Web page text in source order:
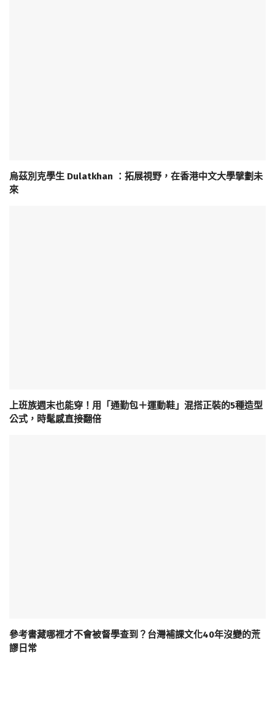
烏茲別克學生 Dulatkhan ：拓展視野，在香港中文大學擘劃未
來
上班族週末也能穿！用「通勤包＋運動鞋」混搭正裝的5種造型
公式，時髦感直接翻倍
參考書藏哪裡才不會被督學查到？台灣補課文化40年沒變的荒
謬日常